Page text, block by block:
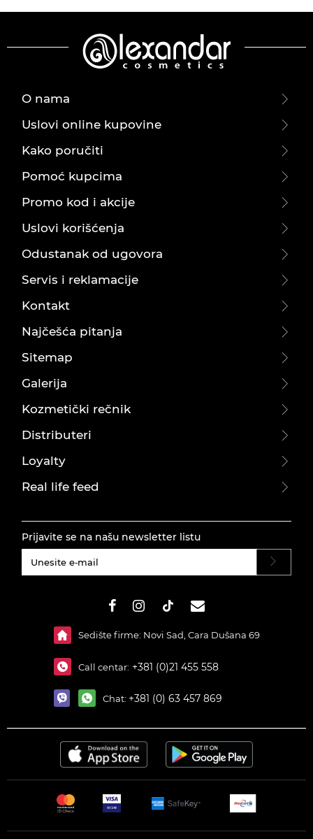
O nama
Uslovi online kupovine
Kako poručiti
Pomoć kupcima
Promo kod i akcije
Uslovi korišćenja
Odustanak od ugovora
Servis i reklamacije
Kontakt
Najčešća pitanja
Sitemap
Galerija
Kozmetički rečnik
Distributeri
Loyalty
Real life feed
Prijavite se na našu newsletter listu
Sedište firme: Novi Sad, Cara Dušana 69
Call centar: +381 (0)21 455 558
Chat: +381 (0) 63 457 869